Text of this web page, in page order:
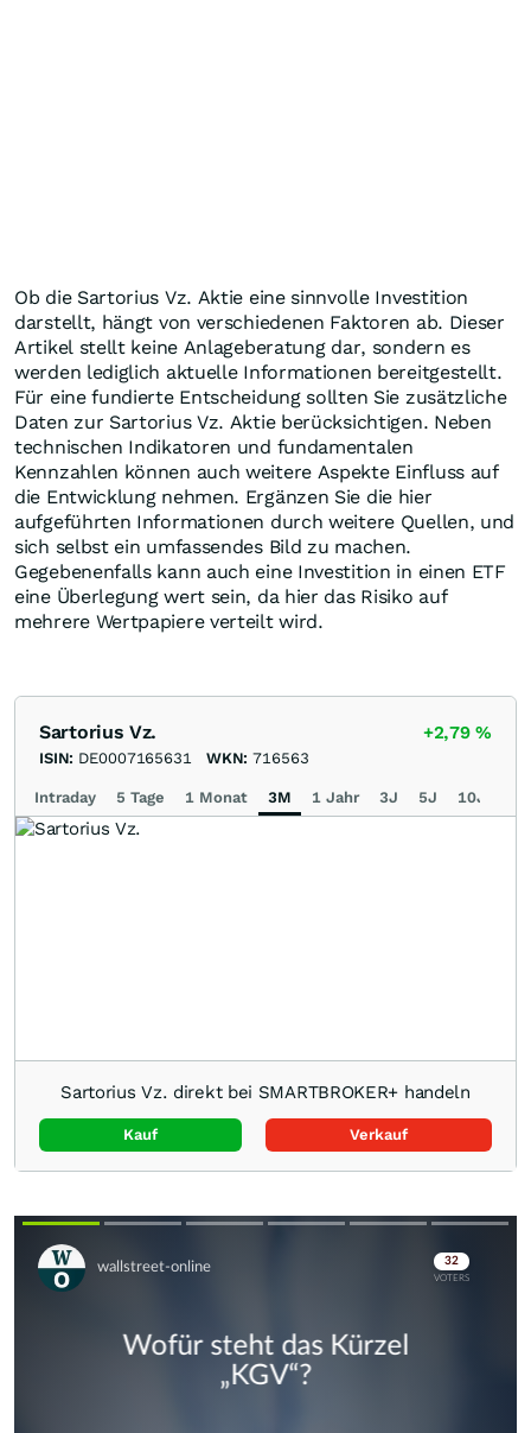
Ob die Sartorius Vz. Aktie eine sinnvolle Investition
darstellt, hängt von verschiedenen Faktoren ab. Dieser
Artikel stellt keine Anlageberatung dar, sondern es
werden lediglich aktuelle Informationen bereitgestellt.
Für eine fundierte Entscheidung sollten Sie zusätzliche
Daten zur Sartorius Vz. Aktie berücksichtigen. Neben
technischen Indikatoren und fundamentalen
Kennzahlen können auch weitere Aspekte Einfluss auf
die Entwicklung nehmen. Ergänzen Sie die hier
aufgeführten Informationen durch weitere Quellen, und
sich selbst ein umfassendes Bild zu machen.
Gegebenenfalls kann auch eine Investition in einen ETF
eine Überlegung wert sein, da hier das Risiko auf
mehrere Wertpapiere verteilt wird.
Sartorius Vz. +2,79%
ISIN: DE0007165631 WKN: 716563
Intraday 5 Tage 1 Monat 3M 1 Jahr 3J 5J 10J
Sartorius Vz. direkt bei SMARTBROKER+ handeln
Kauf Verkauf
Skip